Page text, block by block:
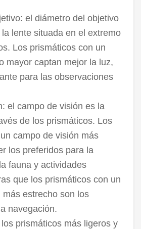
el diámetro del objetivo
lente situada en el extremo
Los prismáticos con un
mayor captan mejor la luz,
para las observaciones
el campo de visión es la
de los prismáticos. Los
campo de visión más
los preferidos para la
fauna y actividades
que los prismáticos con un
estrecho son los
navegación.
prismáticos más ligeros y